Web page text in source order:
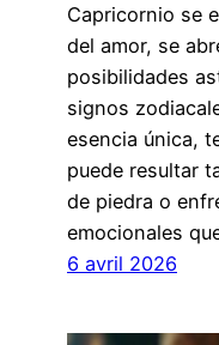
Capricornio se
del amor, se
posibilidades
signos
esencia única,
puede resultar
de piedra o
emocionales
6 avril 2026